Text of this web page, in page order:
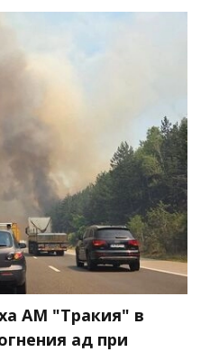
АМ "Тракия" в
ад при